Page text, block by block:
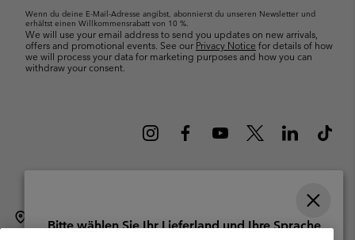
Wenn du deine E-Mail-Adresse angibst, abonnierst du unseren Newsletter und
erhältst einen Willkommensrabatt von 10 %.
We will use your email address to send you updates on new arrivals,
offers and promotional events. See our Privacy Notice for details of how
we will process your data for marketing purposes and how you can
withdraw your consent.
Schweiz (Deutsch) English › français › italiano ›
Bitte wählen Sie Ihr Lieferland und Ihre Sprache